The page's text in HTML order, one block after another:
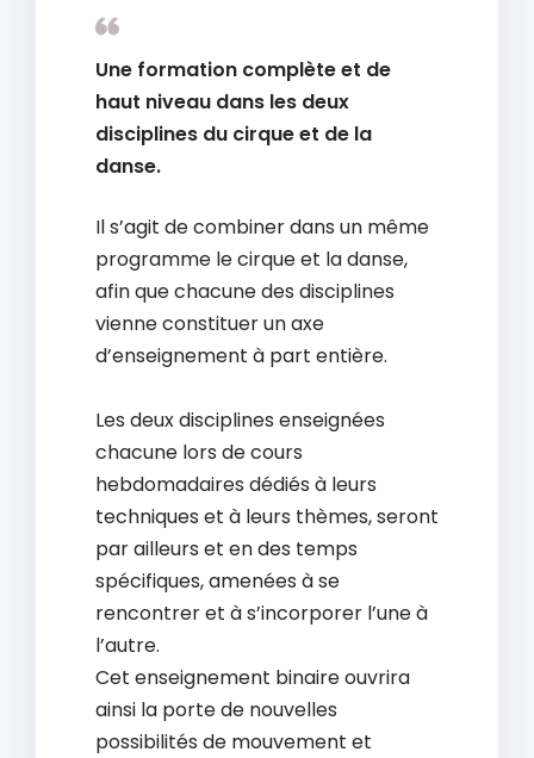
Une formation complète et de
haut niveau dans les deux
disciplines du cirque et de la
danse.
Il s’agit de combiner dans un même
programme le cirque et la danse,
afin que chacune des disciplines
vienne constituer un axe
d’enseignement à part entière.
Les deux disciplines enseignées
chacune lors de cours
hebdomadaires dédiés à leurs
techniques et à leurs thèmes, seront
par ailleurs et en des temps
spécifiques, amenées à se
rencontrer et à s’incorporer l’une à
l’autre.
Cet enseignement binaire ouvrira
ainsi la porte de nouvelles
possibilités de mouvement et